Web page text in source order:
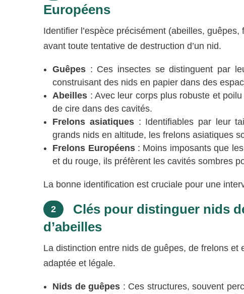
Européens
Identifier l’espèce précisément (abeilles,
avant toute tentative de destruction d’un nid.
Guêpes : Ces insectes se distinguent par
construisant des nids en papier dans des
Abeilles : Avec leur corps plus robuste et
de cire dans des cavités.
Frelons asiatiques: Identifiables par leur
grands nids en altitude, les frelons asiatiques
Frelons Européens: Moins imposants que
et du rouge, ils préfèrent les cavités sombres
La bonne identification est cruciale pour une
2
Clés pour distinguer nids
d’abeilles
La distinction entre nids de guêpes, de frelons et
adaptée et légale.
Nids de guêpes : Ces structures, souvent